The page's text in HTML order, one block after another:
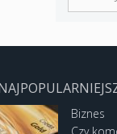
Biznes